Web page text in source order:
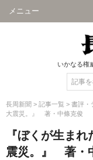
メニュー
いかなる権
長周新聞 > 記事一覧 > 書評・
大震災。』 著・中條克俊
『ぼくが生ま
震災。』 著・